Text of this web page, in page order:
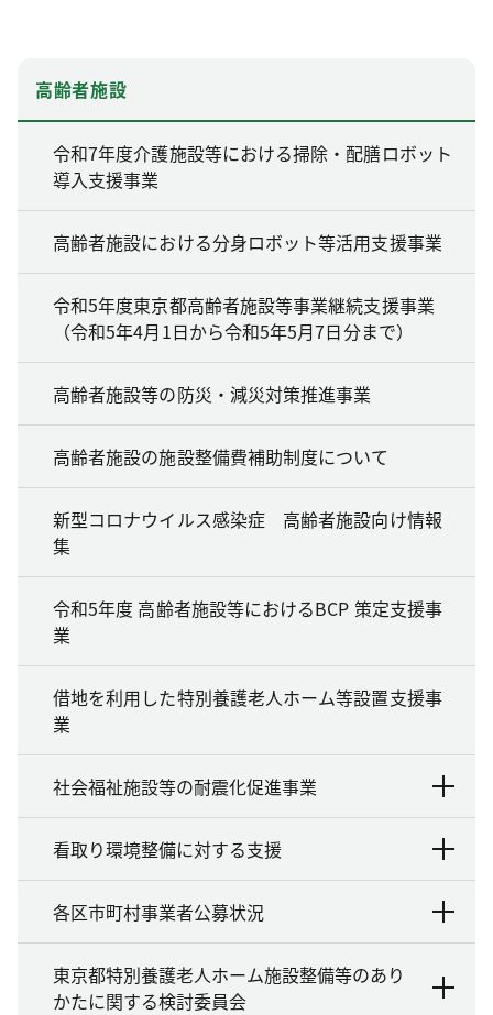
高齢者施設
令和7年度介護施設等における掃除・配膳ロボット
導入支援事業
高齢者施設における分身ロボット等活用支援事業
令和5年度東京都高齢者施設等事業継続支援事業
（令和5年4月1日から令和5年5月7日分まで）
高齢者施設等の防災・減災対策推進事業
高齢者施設の施設整備費補助制度について
新型コロナウイルス感染症 高齢者施設向け情報
集
令和5年度 高齢者施設等におけるBCP 策定支援事
業
借地を利用した特別養護老人ホーム等設置支援事
業
社会福祉施設等の耐震化促進事業
看取り環境整備に対する支援
各区市町村事業者公募状況
東京都特別養護老人ホーム施設整備等のあり
かたに関する検討委員会